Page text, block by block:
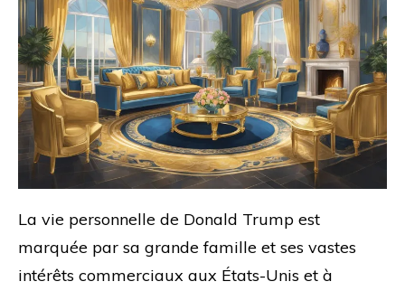
La vie personnelle de Donald Trump est
marquée par sa grande famille et ses vastes
intérêts commerciaux aux États-Unis et à